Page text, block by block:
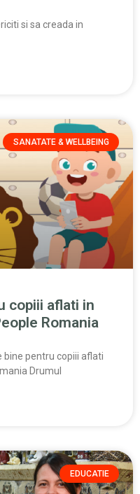
si sa creada in
SANATATE & WELLBEING
copiii aflati in
Romania
bine pentru copiii aflati
Drumul
EDUCATIE